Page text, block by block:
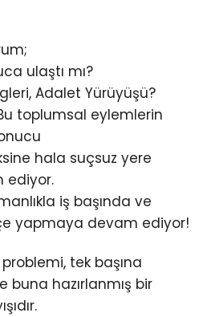
ulaştı mı?
Adalet Yürüyüşü?
toplumsal eylemlerin
hala suçsuz yere
ediyor.
iş başında ve
yapmaya devam ediyor!
tek başına
hazırlanmış bir